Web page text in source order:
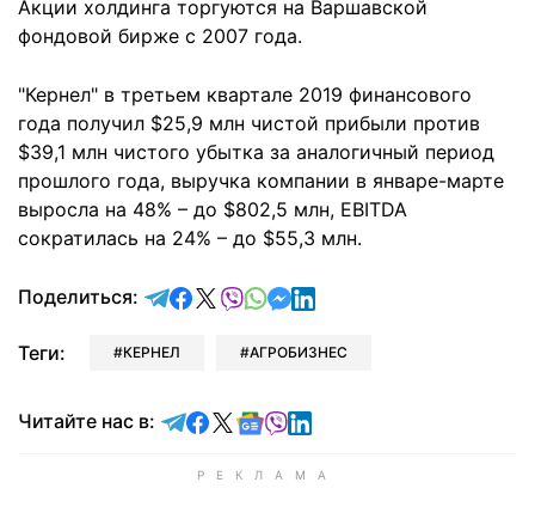
Акции холдинга торгуются на Варшавской
фондовой бирже с 2007 года.
"Кернел" в третьем квартале 2019 финансового
года получил $25,9 млн чистой прибыли против
$39,1 млн чистого убытка за аналогичный период
прошлого года, выручка компании в январе-марте
выросла на 48% – до $802,5 млн, EBITDA
сократилась на 24% – до $55,3 млн.
Поделиться: отправить в Telegram
поделиться в Facebook
поделиться в X
отправить в Viber
отправить в Whatsapp
отправить в Messenger
отправить в LinkedIn
Теги: КЕРНЕЛ АГРОБИЗНЕС
Читайте нас в: Читайте в Telegram
Читайте в Facebook
Читайте в X
Читайте в Google news
Читайте в Viber
Читайте в LinkedIn